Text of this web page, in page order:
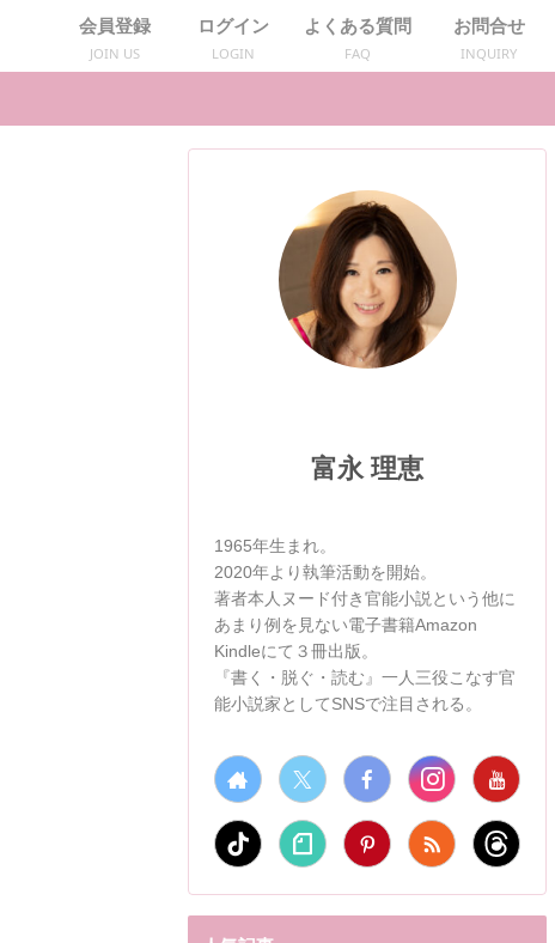
会員登録
JOIN US
ログイン
LOGIN
よくある質問
FAQ
お問合せ
INQUIRY
富永 理恵
1965年生まれ。
2020年より執筆活動を開始。
著者本人ヌード付き官能小説という他に
あまり例を見ない電子書籍Amazon
Kindleにて３冊出版。
『書く・脱ぐ・読む』一人三役こなす官
能小説家としてSNSで注目される。